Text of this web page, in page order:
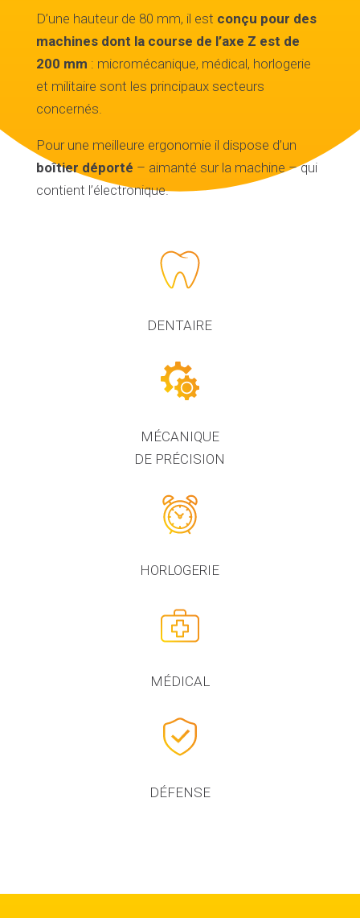
D’une hauteur de 80 mm, il est conçu pour des
machines dont la course de l’axe Z est de
200 mm : micromécanique, médical, horlogerie
et militaire sont les principaux secteurs
concernés.
Pour une meilleure ergonomie il dispose d’un
boîtier déporté – aimanté sur la machine – qui
contient l’électronique.
DENTAIRE
MÉCANIQUE
DE PRÉCISION
HORLOGERIE
MÉDICAL
DÉFENSE